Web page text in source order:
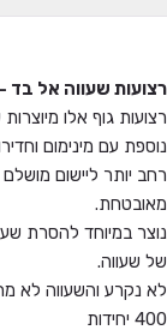
רצועות שעווה אל בד
נוספת עם מינימום
רחב יותר ליישום
מאובטחת.
נוצר במיוחד להסרת
של שעווה.
לא נקרע והשעווה לא
400 יחידות